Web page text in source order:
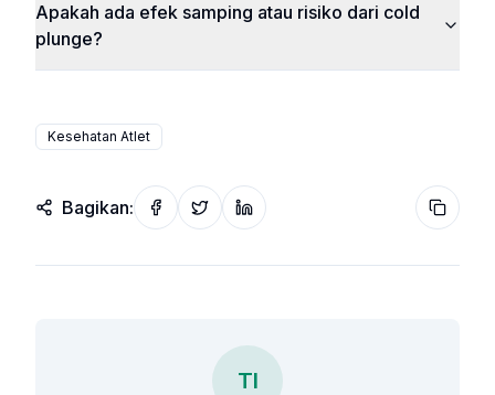
Apakah ada efek samping atau risiko dari cold
plunge?
Kesehatan Atlet
Bagikan: Share on Facebook
Share on Twitter
Share on LinkedIn Copy
TI